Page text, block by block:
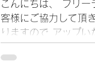
こんにちは、 フリー
客様にご協力して頂
りますので アップい
で 動きを出しやすい